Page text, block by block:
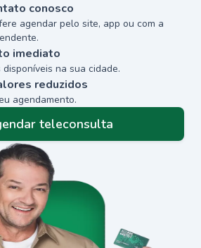
conosco
agendar pelo site, app ou com a
imediato
na sua cidade.
reduzidos
agendamento.
teleconsulta